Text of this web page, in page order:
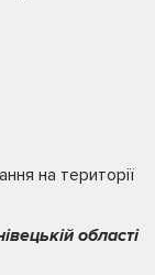
на території
області